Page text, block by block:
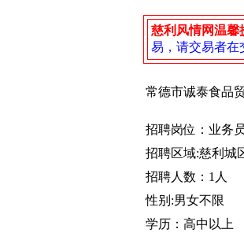
慈利风情网温馨
易，请交易者在
常德市诚泰食品
招聘岗位：业务
招聘区域:慈
招聘人数：1人
性别:男女不限
学历：高中以上